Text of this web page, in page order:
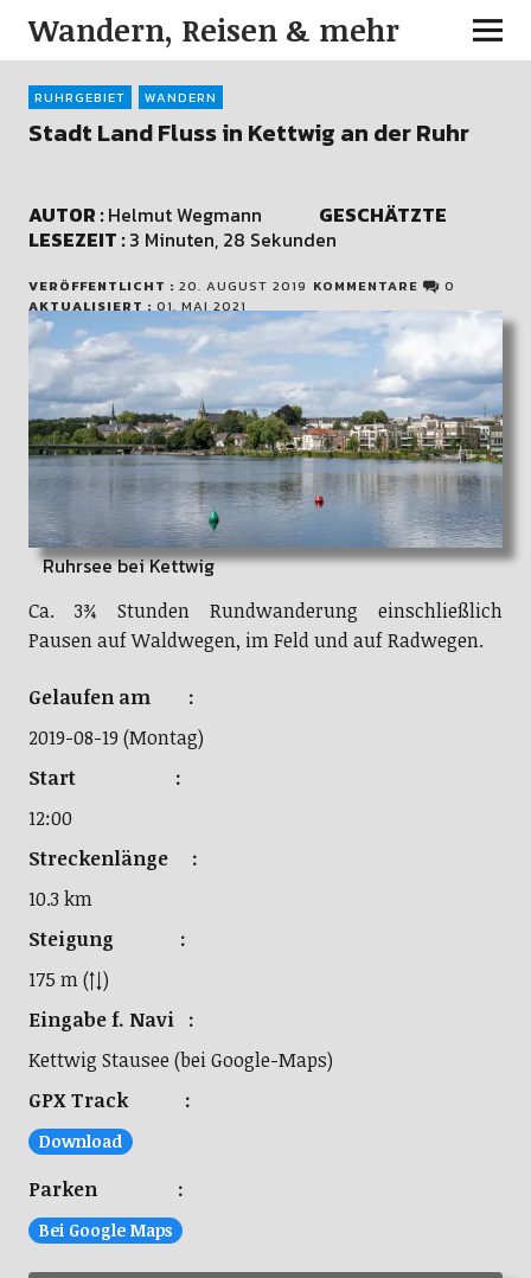
Wandern, Reisen & mehr
RUHRGEBIET WANDERN
Stadt Land Fluss in Kettwig an der Ruhr
AUTOR :Helmut Wegmann GESCHÄTZTE
LESEZEIT :3 Minuten, 28 Sekunden
VERÖFFENTLICHT : 20. AUGUST 2019 KOMMENTARE
0
AKTUALISIERT : 01. MAI 2021
Ruhrsee bei Kettwig
Ca. 3¾ Stunden Rundwanderung einschließlich
Pausen auf Waldwegen, im Feld und auf Radwegen.
Gelaufen am :
2019-08-19 (Montag)
Start :
12:00
Streckenlänge :
10.3 km
Steigung :
175 m (↑↓)
Eingabe f. Navi :
Kettwig Stausee (bei Google-Maps)
GPX Track :
Download
Parken :
Bei Google Maps